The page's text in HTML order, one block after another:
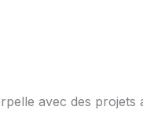
avec des projets